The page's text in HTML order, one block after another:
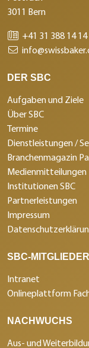
3011 Bern
+41 31 388 14 14
DER SBC
Aufgaben und Ziele
Über SBC
Termine
Dienstleistungen /
Branchenmagazin
Medienmitteilungen
Institutionen SBC
Partnerleistungen
Impressum
SBC-MITGLIEDER
Intranet
Onlineplattform
NACHWUCHS
Aus- und